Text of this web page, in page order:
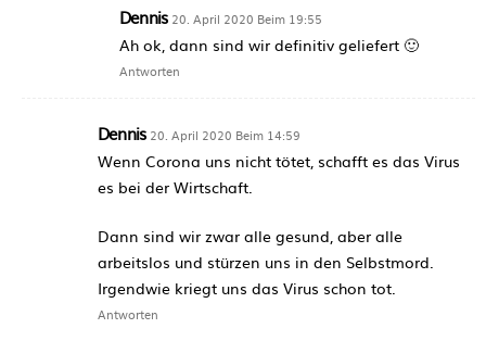
Dennis 20. April 2020 Beim 19:55
Ah ok, dann sind wir definitiv geliefert 🙂
Antworten
Dennis 20. April 2020 Beim 14:59
Wenn Corona uns nicht tötet, schafft es das Virus
es bei der Wirtschaft.
Dann sind wir zwar alle gesund, aber alle
arbeitslos und stürzen uns in den Selbstmord.
Irgendwie kriegt uns das Virus schon tot.
Antworten